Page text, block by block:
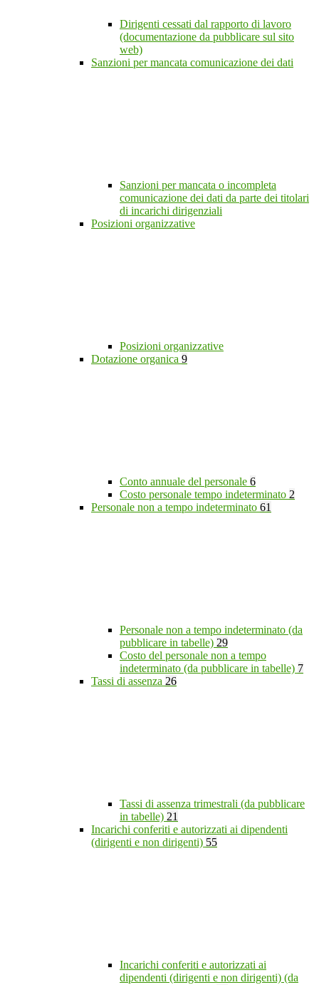
Dirigenti cessati dal rapporto di lavoro
(documentazione da pubblicare sul sito
web)
Sanzioni per mancata comunicazione dei dati
Sanzioni per mancata o incompleta
comunicazione dei dati da parte dei titolari
di incarichi dirigenziali
Posizioni organizzative
Posizioni organizzative
Dotazione organica 9
Conto annuale del personale 6
Costo personale tempo indeterminato 2
Personale non a tempo indeterminato 61
Personale non a tempo indeterminato (da
pubblicare in tabelle) 29
Costo del personale non a tempo
indeterminato (da pubblicare in tabelle) 7
Tassi di assenza 26
Tassi di assenza trimestrali (da pubblicare
in tabelle) 21
Incarichi conferiti e autorizzati ai dipendenti
(dirigenti e non dirigenti) 55
Incarichi conferiti e autorizzati ai
dipendenti (dirigenti e non dirigenti) (da